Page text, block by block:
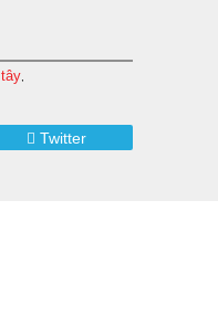
Twitter